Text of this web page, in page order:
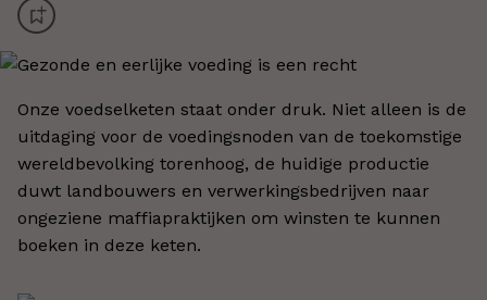
Onze voedselketen staat onder druk. Niet alleen is de
uitdaging voor de voedingsnoden van de toekomstige
wereldbevolking torenhoog, de huidige productie
duwt landbouwers en verwerkingsbedrijven naar
ongeziene maffiapraktijken om winsten te kunnen
boeken in deze keten.